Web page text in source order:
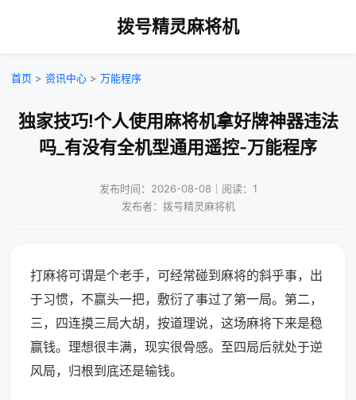
拨号精灵麻将机
首页 > 资讯中心 > 万能程序
独家技巧!个人使用麻将机拿好牌神器违法
吗_有没有全机型通用遥控-万能程序
发布时间：2026-08-08｜阅读：1
发布者：拨号精灵麻将机
打麻将可谓是个老手，可经常碰到麻将的斜乎事，出
于习惯，不赢头一把，敷衍了事过了第一局。第二，
三，四连摸三局大胡，按道理说，这场麻将下来是稳
赢钱。理想很丰满，现实很骨感。至四局后就处于逆
风局，归根到底还是输钱。